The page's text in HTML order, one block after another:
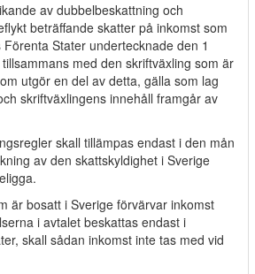
av dubbelbeskattning och
beträffande skatter på inkomst som
Stater undertecknade den 1
med den skriftväxling som är
utgör en del av detta, gälla som lag
skriftväxlingens innehåll framgår av
skall tillämpas endast i den mån
av den skattskyldighet i Sverige
är bosatt i Sverige förvärvar inkomst
i avtalet beskattas endast i
skall sådan inkomst inte tas med vid